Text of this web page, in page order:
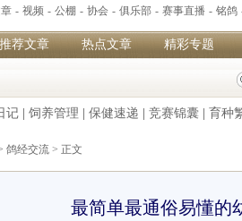
- 视频 - 公棚 - 协会 - 俱乐部 - 赛事直播 - 铭鸽
推荐文章 热点文章 精彩专题
记 饲养管理 保健速递 竞赛锦囊 育种
鸽经交流 > 正文
最简单最通俗易懂的